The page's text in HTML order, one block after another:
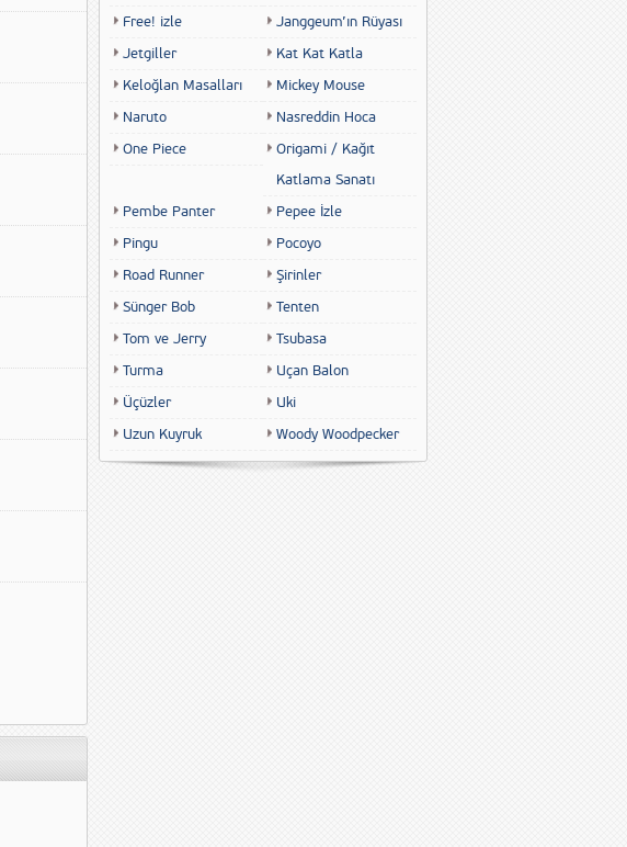
Free! izle
Janggeum’ın Rüyası
Jetgiller
Kat Kat Katla
Keloğlan Masalları
Mickey Mouse
Naruto
Nasreddin Hoca
One Piece
Origami / Kağıt
Katlama Sanatı
Pembe Panter
Pepee İzle
Pingu
Pocoyo
Road Runner
Şirinler
Sünger Bob
Tenten
Tom ve Jerry
Tsubasa
Turma
Uçan Balon
Üçüzler
Uki
Uzun Kuyruk
Woody Woodpecker